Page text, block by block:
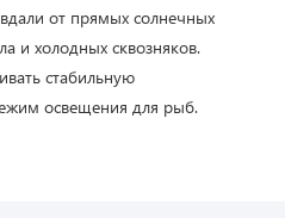
от прямых солнечных
и холодных сквозняков.
стабильную
освещения для рыб.